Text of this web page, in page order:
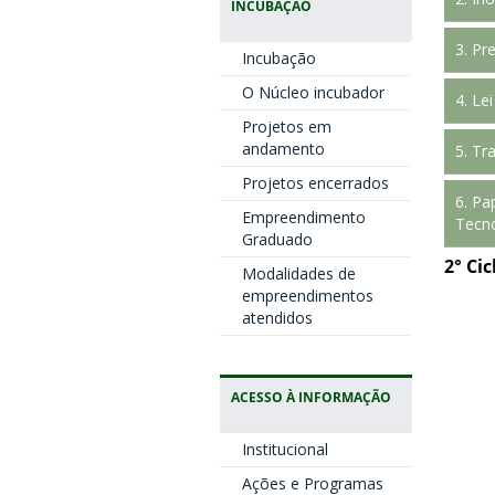
INCUBAÇÃO
Incubação
O Núcleo incubador
Projetos em
andamento
Projetos encerrados
Empreendimento
Graduado
Modalidades de
empreendimentos
atendidos
ACESSO À INFORMAÇÃO
Institucional
Ações e Programas
3.
4.
5.
6.
2°